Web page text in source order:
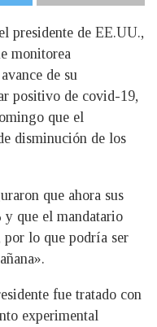
presidente de EE.UU.,
monitorea
de su
positivo de covid-19,
que el
disminución de los
que ahora sus
que el mandatario
por lo que podría ser
fue tratado con
experimental